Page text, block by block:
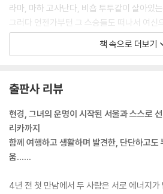
라마, 마하 고사난다, 비숍 투투같이 살아있
그러다 언젠가부턴 그 스승들도 떠나서 여신
신이라는 것도 결국 은유일 뿐이야. 이 우주
고 길러내는 모성, 그게 여신이거든.”
“내가 주인이 되어야 해. 그래서 명상을 하고
면 좋겠어. 일단 거기서 시작하면 다음에 무
돼. 중요한 건 무엇이 내 가슴을 뛰게 하느냐,
이냐 하는 거야.”
--- p.61
“수행이 없는 참여도 아집에 빠지기 쉽지만,
책 속으로 더보기
출판사 리뷰
현경, 그녀의 운명이 시작된 서울과 스스로
리카까지
함께 여행하고 생활하며 발견한, 단단하고도
움……
4년 전 첫 만남에서 두 사람은 서로 에너지